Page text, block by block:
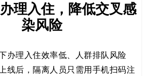
理入住，降低交叉感
染风险
办理入住效率低、人群排队风险
线后，隔离人员只需用手机扫码注